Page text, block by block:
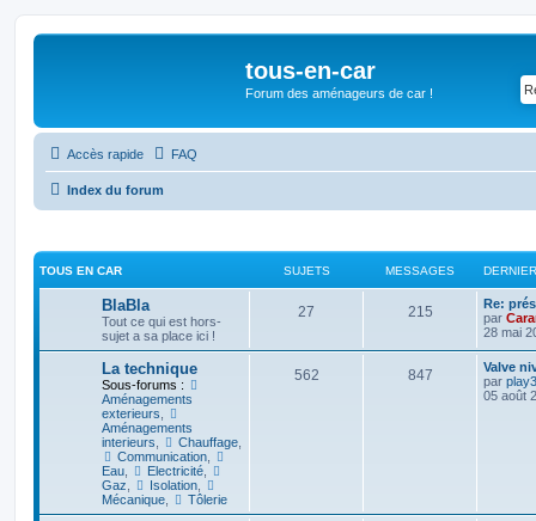
tous-en-car
Forum des aménageurs de car !
Accès rapide FAQ
Index du forum
TOUS EN CAR SUJETS MESSAGES
BlaBla
Tout ce qui est hors-
sujet a sa place ici !
27 215
Re:
par
28 mai
La technique
Sous-forums :
Aménagements
exterieurs
Aménagements
interieurs
Chauffage,
Communication,
Eau
Electricité,
Gaz
Isolation,
Mécanique
Tôlerie
562 847
Valve
par
05 août